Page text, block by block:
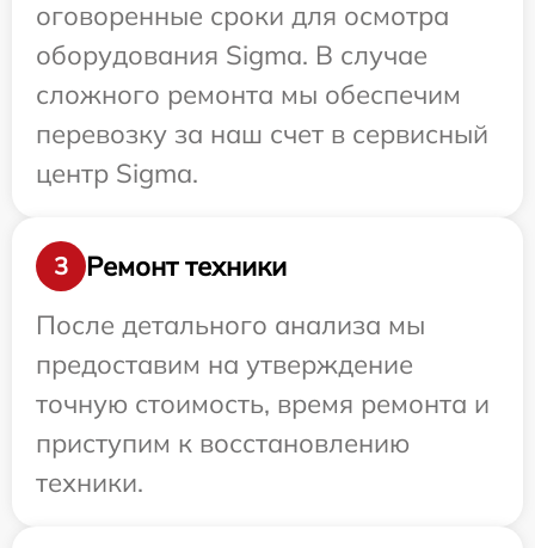
оговоренные сроки для осмотра
оборудования Sigma. В случае
сложного ремонта мы обеспечим
перевозку за наш счет в сервисный
центр Sigma.
3
Ремонт техники
После детального анализа мы
предоставим на утверждение
точную стоимость, время ремонта и
приступим к восстановлению
техники.